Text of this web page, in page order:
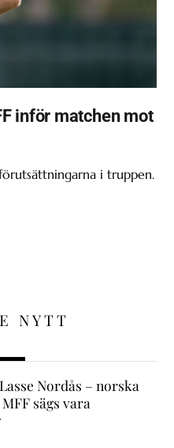
inför matchen mot
i truppen.
NYTT
Nordås – norska
sägs vara